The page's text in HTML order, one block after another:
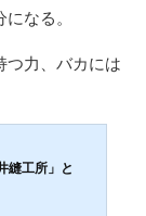
なる。
つ力、バカには
縫工所」と